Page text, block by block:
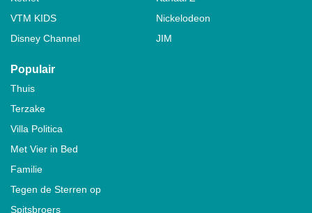
VTM KIDS
Nickelodeon
Disney Channel
JIM
Populair
Thuis
Terzake
Villa Politica
Met Vier in Bed
Familie
Tegen de Sterren op
Spitsbroers